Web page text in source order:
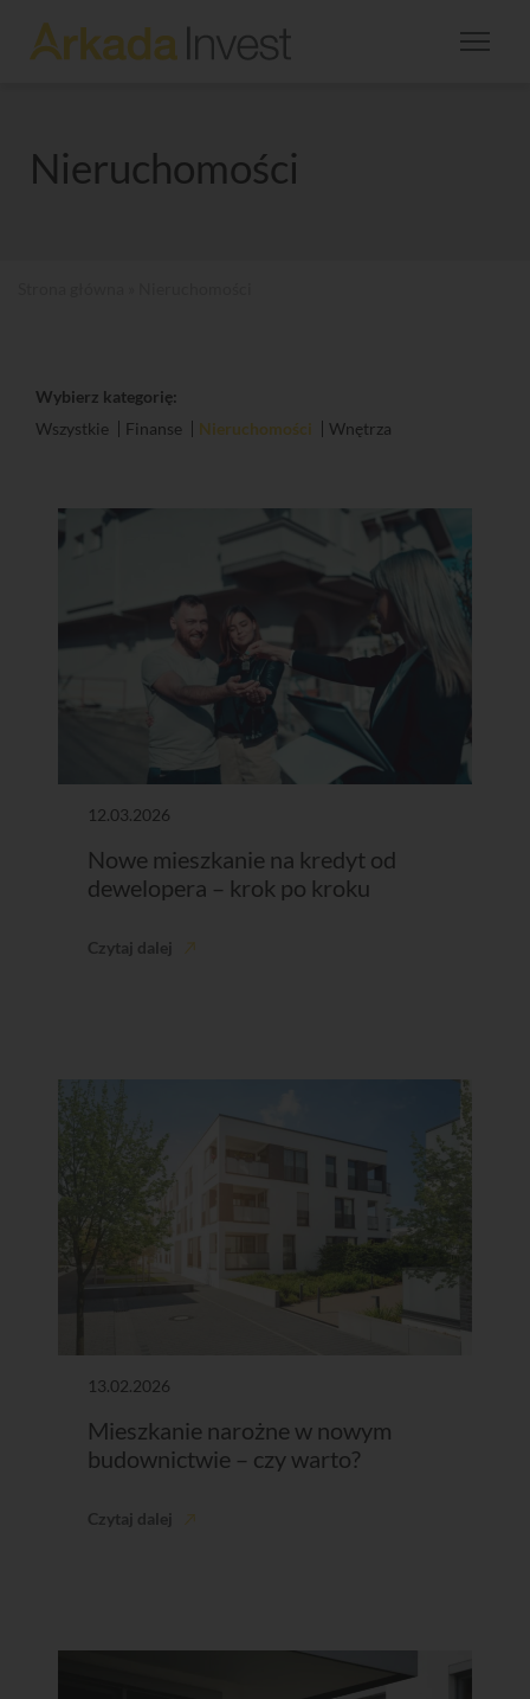
Nieruchomości
Wybierz kategorię:
Wszystkie
Finanse Nieruchomości Wnętrza
12.03.2026
Nowe mieszkanie na kredyt od
dewelopera – krok po kroku
Czytaj dalej
13.02.2026
Mieszkanie narożne w nowym
budownictwie – czy warto?
Czytaj dalej